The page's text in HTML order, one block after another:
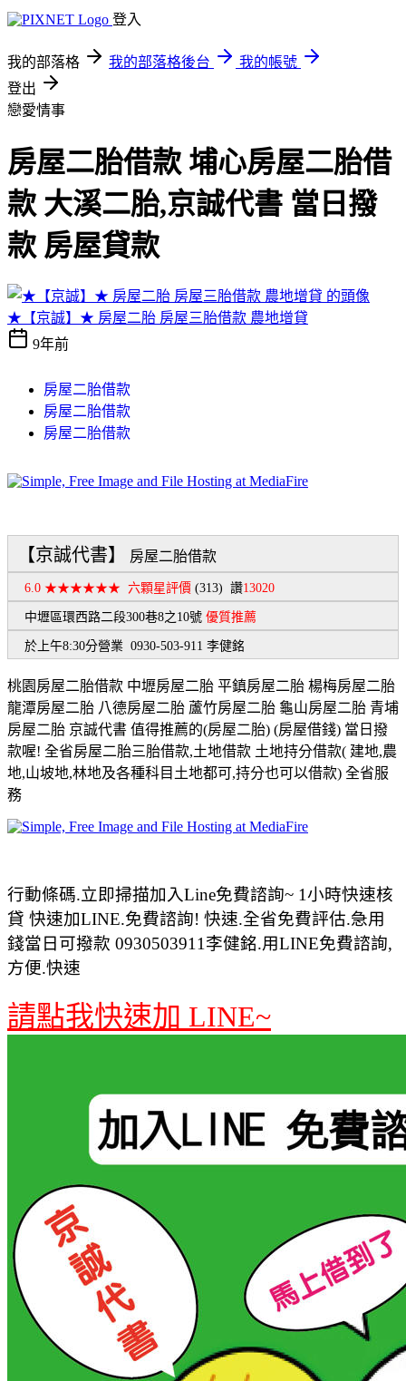
登入
我的部落格 我的部落格後台
我的帳號
登出
戀愛情事
房屋二胎借款 埔心房屋二胎借
款 大溪二胎,京誠代書 當日撥
款 房屋貸款
★【京誠】★ 房屋二胎 房屋三胎借款 農地增貸
9年前
房屋二胎借款
房屋二胎借款
房屋二胎借款
【京誠代書】 房屋二胎借款
6.0 ★★★★★★ 六顆星評價 (313) 讚13020
中壢區環西路二段300巷8之10號 優質推薦
於上午8:30分營業 0930-503-911 李健銘
桃園房屋二胎借款 中壢房屋二胎 平鎮房屋二胎 楊梅房屋二胎
龍潭房屋二胎 八德房屋二胎 蘆竹房屋二胎 龜山房屋二胎 青埔
房屋二胎 京誠代書 值得推薦的(房屋二胎) (房屋借錢) 當日撥
款喔! 全省房屋二胎三胎借款,土地借款 土地持分借款( 建地,農
地,山坡地,林地及各種科目土地都可,持分也可以借款) 全省服
務
行動條碼.立即掃描加入Line免費諮詢~ 1小時快速核
貸 快速加LINE.免費諮詢! 快速.全省免費評估.急用
錢當日可撥款 0930503911李健銘.用LINE免費諮詢,
方便.快速
請點我快速加 LINE~